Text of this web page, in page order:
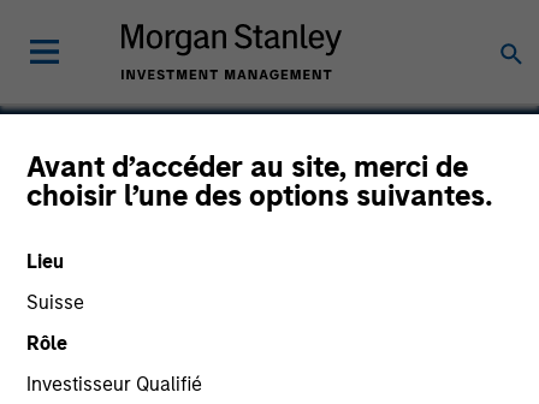
Avant d’accéder au site, merci de
choisir l’une des options suivantes.
Lieu
Suisse
Rôle
Investisseur Qualifié
Openprise